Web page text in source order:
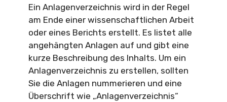
Ein Anlagenverzeichnis wird in der Regel
am Ende einer wissenschaftlichen Arbeit
oder eines Berichts erstellt. Es listet alle
angehängten Anlagen auf und gibt eine
kurze Beschreibung des Inhalts. Um ein
Anlagenverzeichnis zu erstellen, sollten
Sie die Anlagen nummerieren und eine
Überschrift wie „Anlagenverzeichnis“